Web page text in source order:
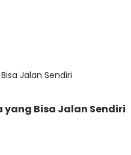
Jalan Sendiri
yang Bisa Jalan Sendiri